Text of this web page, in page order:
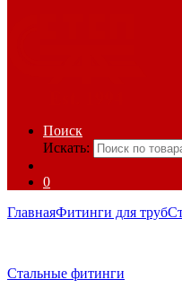
Поиск
Искать:
0
ГлавнаяФитинги для труб
Стальные фитинги